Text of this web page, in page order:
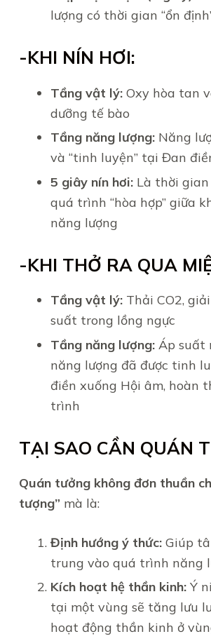
lượng có thời gian “ổn
-KHI NÍN HƠI:
Tầng vật lý:Oxy hòa tan
dưỡng tế bào
Tầng năng lượng:Năng
và “tinh luyện” tại Đan
5 giây nín hơi:Là thời gian
quá trình “hòa hợp” giữa
năng lượng
-KHI THỞ RA QUA
Tầng vật lý:Thải CO2,
suất trong lồng ngực
Tầng năng lượng:Áp suất
năng lượng đã được tinh
điền xuống Hội âm, hoàn
trình
TẠI SAO CẦN QUÁN
Quán tưởng không đơn thuần
tượng” mà là:
Định hướng ý thức:Giúp
trung vào quá trình năng
Kích hoạt hệ thần kinh:Ý
tại một vùng sẽ tăng lưu
hoạt động thần kinh ở